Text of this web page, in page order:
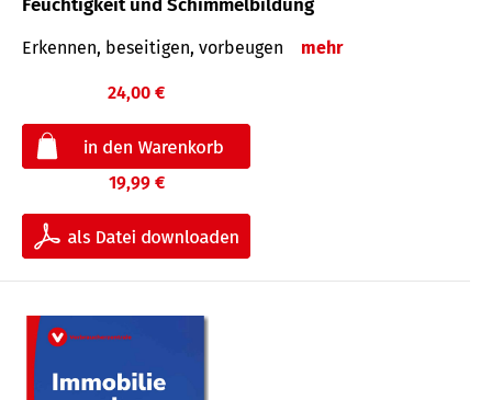
Feuchtigkeit und Schimmelbildung
Erkennen, beseitigen, vorbeugen mehr
24,00 €
19,99 €